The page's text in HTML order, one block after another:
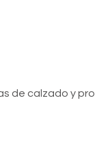
de calzado y